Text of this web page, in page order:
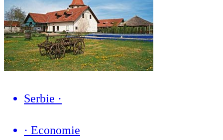
Serbie ·
· Economie